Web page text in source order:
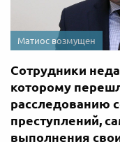
Матиос возмущен
Сотрудники
которому
расследованию
преступлений,
выполнения